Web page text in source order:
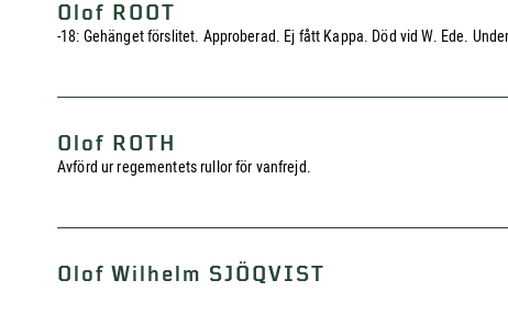
Olof ROOT
-18: Gehänget förslitet. Approberad. Ej fått Kappa. Död vid W. Ede.
Olof ROTH
Avförd ur regementets rullor för vanfrejd.
Olof Wilhelm SJÖQVIST